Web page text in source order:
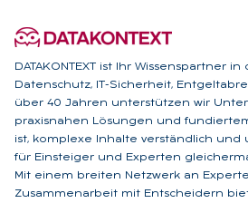
DATAKONTEXT ist Ihr Wissenspartner
Datenschutz, IT-Sicherheit,
über 40 Jahren unterstützen wir
praxisnahen Lösungen und fundiertem
ist, komplexe Inhalte verständlich und
für Einsteiger und Experten
Mit einem breiten Netzwerk an
Zusammenarbeit mit Entscheidern